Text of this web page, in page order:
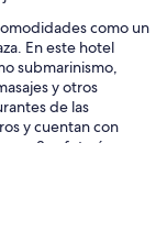
como un
En este hotel
submarinismo,
y otros
de las
y cuentan con
3 cafeterías y un